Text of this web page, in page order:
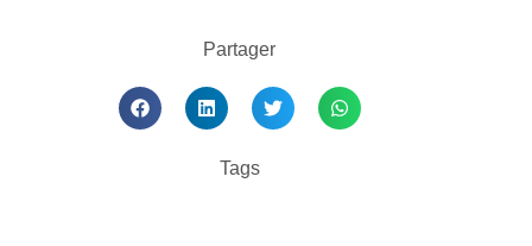
Partager
Tags